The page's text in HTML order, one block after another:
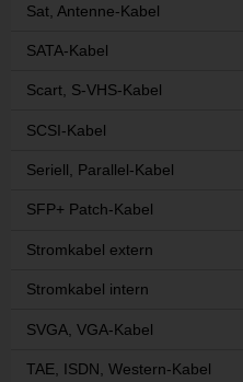
Sat, Antenne-Kabel
SATA-Kabel
Scart, S-VHS-Kabel
SCSI-Kabel
Seriell, Parallel-Kabel
SFP+ Patch-Kabel
Stromkabel extern
Stromkabel intern
SVGA, VGA-Kabel
TAE, ISDN, Western-Kabel